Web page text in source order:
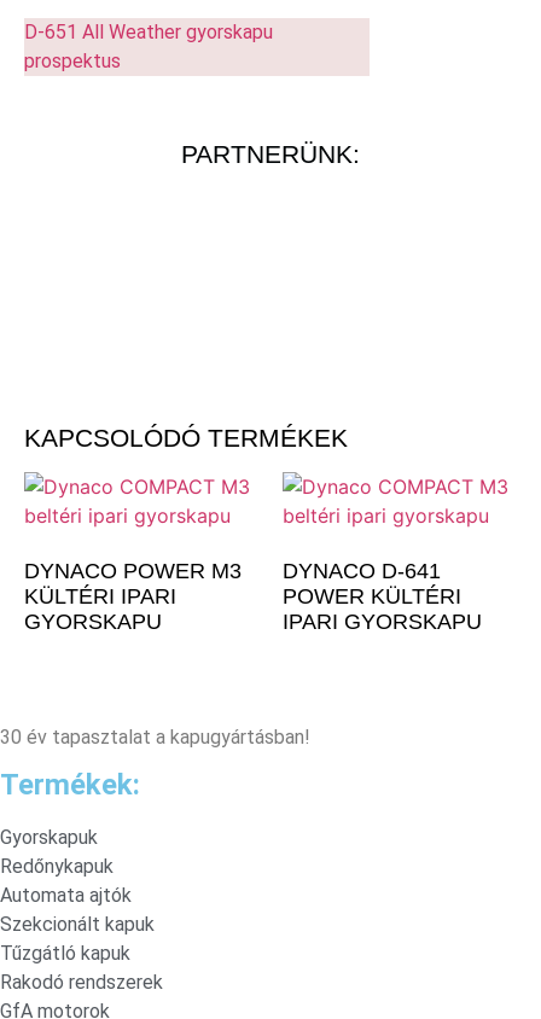
D-651 All Weather gyorskapu
prospektus
KAPCSOLÓDÓ TERMÉKEK
DYNACO POWER M3
KÜLTÉRI IPARI
GYORSKAPU
DYNACO D-641
POWER KÜLTÉRI
IPARI GYORSKAPU
PARTNERÜNK:
30 év tapasztalat a kapugyártásban!
Termékek:
Gyorskapuk
Redőnykapuk
Automata ajtók
Szekcionált kapuk
Tűzgátló kapuk
Rakodó rendszerek
GfA motorok